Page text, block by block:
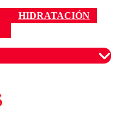
HIDRATACIÓN
para garantizar un